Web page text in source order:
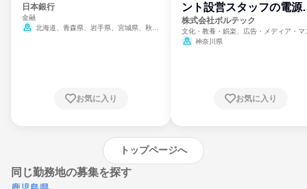
日本銀行
金融
北海道、青森県、岩手県、宮城県、秋田
崎県、熊本県、大分県、宮崎県、鹿児島県、
お気に入り
ント設営スタッフの電源
門
株式会社ボルテック
文化・教養・娯楽、広告・メディア・マ
ミ、電力・ガス・水道・エネルギー
神奈川県
お気に入り
トップページへ
同じ勤務地の募集を探す